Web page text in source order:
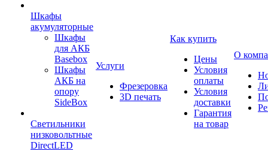
Шкафы
акумуляторные
Шкафы
для АКБ
Basebox
Шкафы
АКБ на
опору
SideBox
Светильники
низковольтные
DirectLED
Услуги
Фрезеровка
3D печать
Как купить
Цены
Условия
оплаты
Условия
доставки
Гарантия
на товар
О